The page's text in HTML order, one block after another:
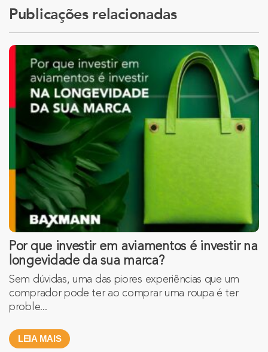
Publicações relacionadas
Por que investir em aviamentos é investir na
longevidade da sua marca?
Sem dúvidas, uma das piores experiências que um
comprador pode ter ao comprar uma roupa é ter
proble...
LEIA MAIS